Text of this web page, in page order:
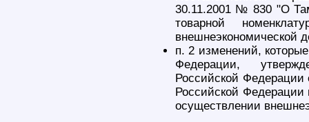
30.11.2001 № 830 "О
товарной
внешнеэкономической
п. 2 изменений,
Федерации,
Российской
Российской Федерации
осуществлении